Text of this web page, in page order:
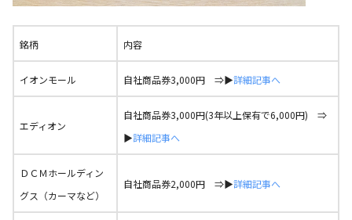
銘柄 内容
イオンモール 自社商品券3,000円 ⇒▶詳細記事へ
エディオン
自社商品券3,000円(3年以上保有で6,000円) ⇒
▶詳細記事へ
ＤＣＭホールディン
グス（カーマなど）
自社商品券2,000円 ⇒▶詳細記事へ